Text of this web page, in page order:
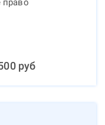
право
руб